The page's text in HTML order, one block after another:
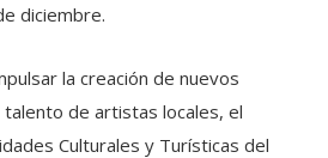
diciembre.
la creación de nuevos
de artistas locales, el
Culturales y Turísticas del